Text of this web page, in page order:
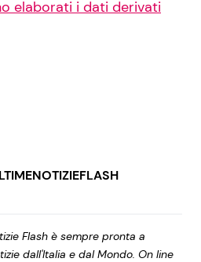
elaborati i dati derivati
Flash è sempre pronta a
dall'Italia e dal Mondo. On line